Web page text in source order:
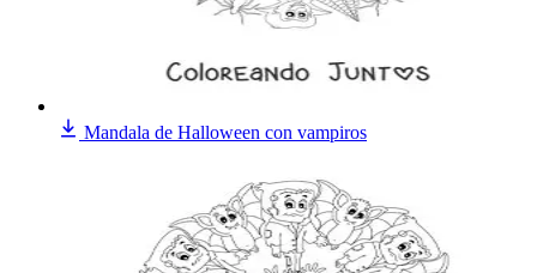
Mandala de Halloween con vampiros